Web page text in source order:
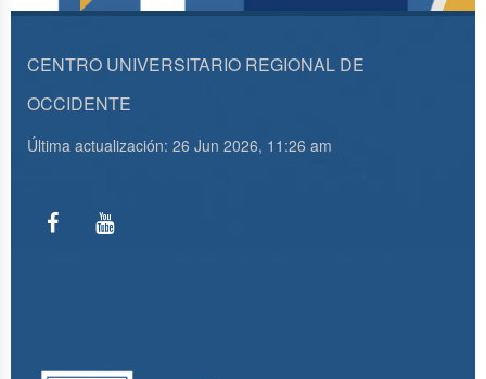
CENTRO UNIVERSITARIO REGIONAL DE
OCCIDENTE
Última actualización: 26 Jun 2026, 11:26 am